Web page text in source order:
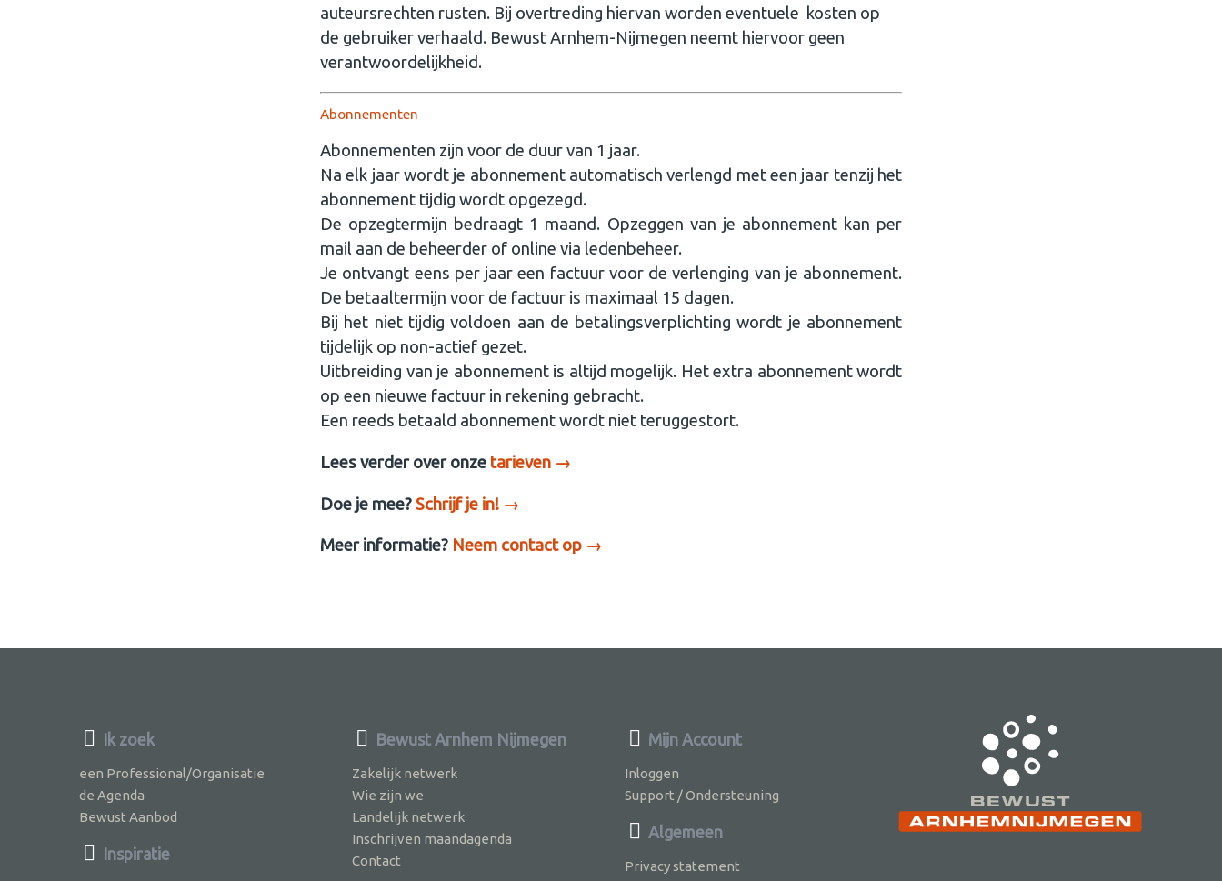
auteursrechten rusten. Bij overtreding hiervan worden eventuele kosten op
de gebruiker verhaald. Bewust Arnhem-Nijmegen neemt hiervoor geen
verantwoordelijkheid.
Abonnementen
Abonnementen zijn voor de duur van 1 jaar.
Na elk jaar wordt je abonnement automatisch verlengd met een jaar tenzij het
abonnement tijdig wordt opgezegd.
De opzegtermijn bedraagt 1 maand. Opzeggen van je abonnement kan per
mail aan de beheerder of online via ledenbeheer.
Je ontvangt eens per jaar een factuur voor de verlenging van je abonnement.
De betaaltermijn voor de factuur is maximaal 15 dagen.
Bij het niet tijdig voldoen aan de betalingsverplichting wordt je abonnement
tijdelijk op non-actief gezet.
Uitbreiding van je abonnement is altijd mogelijk. Het extra abonnement wordt
op een nieuwe factuur in rekening gebracht.
Een reeds betaald abonnement wordt niet teruggestort.
Lees verder over onze tarieven →
Doe je mee?Schrijf je in! →
Meer informatie? Neem contact op →
Ik zoek
een Professional/Organisatie
de Agenda
Bewust Aanbod
Inspiratie
Bewust Arnhem Nijmegen
Zakelijk netwerk
Wie zijn we
Landelijk netwerk
Inschrijven maandagenda
Contact
Mijn Account
Inloggen
Support / Ondersteuning
Algemeen
Privacy statement